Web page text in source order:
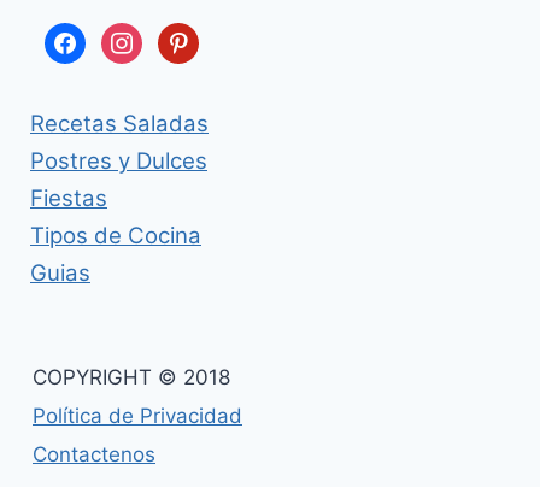
facebookinstagrampinterest
Recetas Saladas
Postres y Dulces
Fiestas
Tipos de Cocina
Guias
COPYRIGHT © 2018
Política de Privacidad
Contactenos